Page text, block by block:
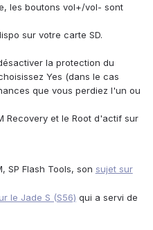
les boutons vol+/vol- sont
sur votre carte SD.
la protection du
Yes (dans le cas
que vous perdiez l'un ou
Recovery et le Root d'actif sur
SP Flash Tools, son sujet sur
le Jade S (S56) qui a servi de